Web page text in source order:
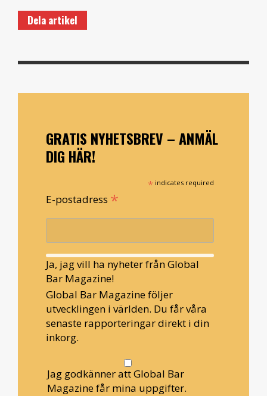
Dela artikel
GRATIS NYHETSBREV – ANMÄL
DIG HÄR!
* indicates required
E-postadress *
Ja, jag vill ha nyheter från Global
Bar Magazine!
Global Bar Magazine följer
utvecklingen i världen. Du får våra
senaste rapporteringar direkt i din
inkorg.
Jag godkänner att Global Bar
Magazine får mina uppgifter.